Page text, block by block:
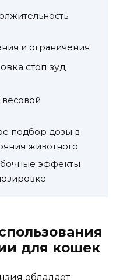
и ограничения
стоп зуд
подбор дозы в
животного
эффекты
для кошек
обладает